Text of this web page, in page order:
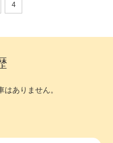
4
ありません。